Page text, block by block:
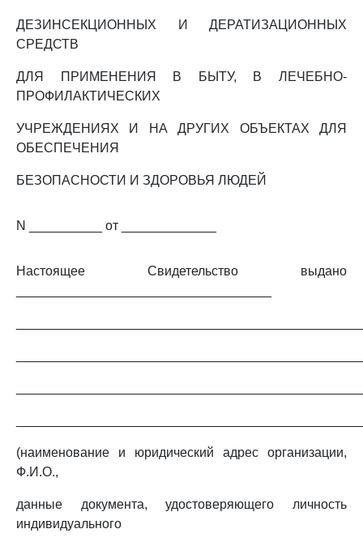
ДЕЗИНСЕКЦИОННЫХ И ДЕРАТИЗАЦИОННЫХ
СРЕДСТВ
ДЛЯ ПРИМЕНЕНИЯ В БЫТУ, В ЛЕЧЕБНО-
ПРОФИЛАКТИЧЕСКИХ
УЧРЕЖДЕНИЯХ И НА ДРУГИХ ОБЪЕКТАХ ДЛЯ
ОБЕСПЕЧЕНИЯ
БЕЗОПАСНОСТИ И ЗДОРОВЬЯ ЛЮДЕЙ
N __________ от _____________
Настоящее Свидетельство выдано
(наименование и юридический адрес организации,
Ф.И.О.,
данные документа, удостоверяющего личность
индивидуального